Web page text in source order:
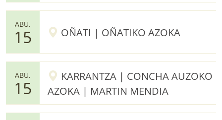
ABU.
15 OÑATI | OÑATIKO AZOKA
ABU.
15
KARRANTZA | CONCHA AUZOKO
AZOKA | MARTIN MENDIA